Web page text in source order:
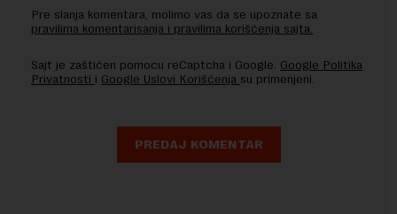
Pre slanja komentara, molimo vas da se upoznate sa
pravilima komentarisanja i pravilima korišćenja sajta.
Sajt je zaštićen pomocu reCaptcha i Google. Google Politika
Privatnosti i Google Uslovi Korišćenja su primenjeni.